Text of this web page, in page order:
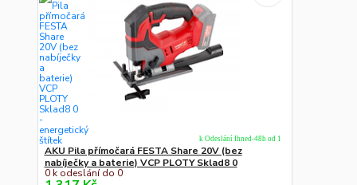
AKU Pila přímočará FESTA Share 20V (bez
nabíječky a baterie) VCP PLOTY Sklad8 0
0 k odeslání do 0
k Odeslání Ihned-48h od 1